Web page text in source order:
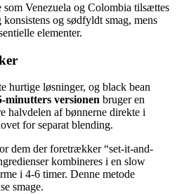
som Venezuela og Colombia tilsættes
og sødfyldt smag, mens
elementer.
hurtige løsninger, og black bean
minutters versionen bruger en
halvdelen af bønnerne direkte i
for separat blending.
dem der foretrækker “set-it-and-
kombineres i en slow
i 4-6 timer. Denne metode
smage.